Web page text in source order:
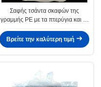
Σαφής τσάντα σκαφών της
γραμμής PE με τα πτερύγια και τη
πιστοποιητικό
Βρείτε την καλύτερη τιμή